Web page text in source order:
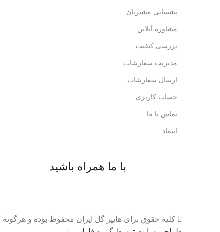
پشتیبانی مشتریان
مشاوره آنلاین
بررسی کیفیت
مدیریت سفارشات
ارسال سفارشات
حساب کاربری
تماس با ما
اینماد
با ما همراه باشید
کلیه حقوق برای هایپر گل ایران محفوظ بوده و